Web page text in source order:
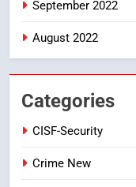
7
8
September 2022
August 2022
Categories
CISF-Security
Crime New